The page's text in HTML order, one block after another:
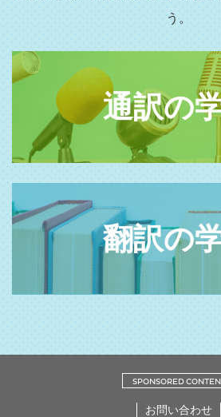
う。
通訳の
翻訳の
SPONSORED
お問い合わせ